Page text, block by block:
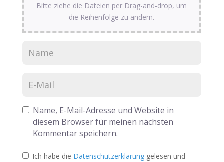
Bitte ziehe die Dateien per Drag-and-drop, um
die Reihenfolge zu ändern.
Name, E-Mail-Adresse und Website in
diesem Browser für meinen nächsten
Kommentar speichern.
Ich habe die Datenschutzerklärung gelesen und